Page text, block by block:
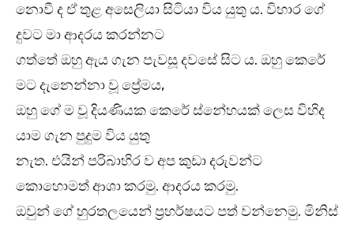
නොවී ද ඒ තුළ අසෙලියා සිටියා විය යුතු ය. විහාර ගේ
දුවට මා ආදරය කරන්නට
ගත්තේ ඔහු ඇය ගැන පැවසූ දවසේ සිට ය. ඔහු කෙරේ
මට දැනෙන්නා වූ ප්‍රේමය,
ඔහු ගේ ම වූ දියණියක කෙරේ ස්නේහයක් ලෙස විහිද
යාම ගැන පුදුම විය යුතු
නැත. එයින් පරිබාහිර ව අප කුඩා දරුවන්ට
කොහොමත් ආශා කරමු. ආදරය කරමු.
ඔවුන් ගේ හුරතලයෙන් ප්‍රහර්ෂයට පත් වන්නෙමු. මිනිස්